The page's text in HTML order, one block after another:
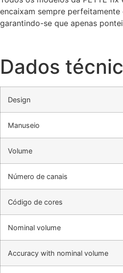
encaixam sempre
garantindo-se que apenas
Dados
Design
Manuseio
Volume
Número de canais
Código de cores
Nominal volume
Accuracy with nominal volume